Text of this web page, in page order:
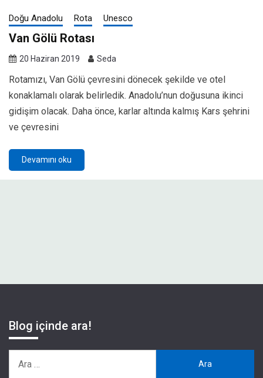
Doğu Anadolu Rota Unesco
Van Gölü Rotası
20 Haziran 2019 Seda
Rotamızı, Van Gölü çevresini dönecek şekilde ve otel
konaklamalı olarak belirledik. Anadolu’nun doğusuna ikinci
gidişim olacak. Daha önce, karlar altında kalmış Kars şehrini
ve çevresini
Devamını oku
Blog içinde ara!